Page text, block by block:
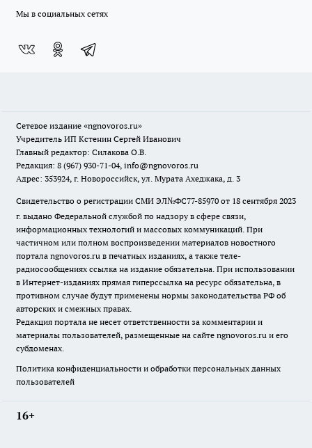
Мы в социальных сетях
Сетевое издание «ngnovoros.ru»
Учредитель ИП Кстенин Сергей Иванович
Главный редактор: Силакова О.В.
Редакция: 8 (967) 930-71-04, info@ngnovoros.ru
Адрес: 353924, г. Новороссийск, ул. Мурата Ахеджака, д. 3
Свидетельство о регистрации СМИ ЭЛ№ФС77-85970 от 18 сентября 2023
г. выдано Федеральной службой по надзору в сфере связи,
информационных технологий и массовых коммуникаций. При
частичном или полном воспроизведении материалов новостного
портала ngnovoros.ru в печатных изданиях, а также теле-
радиосообщениях ссылка на издание обязательна. При использовании
в Интернет-изданиях прямая гиперссылка на ресурс обязательна, в
противном случае будут применены нормы законодательства РФ об
авторских и смежных правах.
Редакция портала не несет ответственности за комментарии и
материалы пользователей, размещенные на сайте ngnovoros.ru и его
субдоменах.
Политика конфиденциальности и обработки персональных данных
пользователей
16+